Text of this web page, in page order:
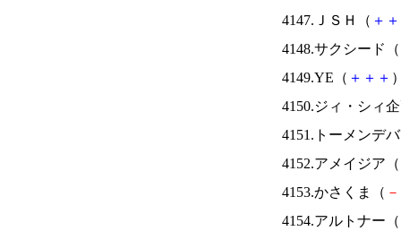
4147.ＪＳＨ（ ＋ ＋
4148.サクシード（
4149.YE（ ＋ ＋ ＋
4150.ジィ・シィ
4151.トーメンデ
4152.アメイジア（
4153.かさくま（ －
4154.アルトナー（